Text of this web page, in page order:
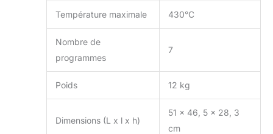
Température maximale 430°C
Nombre de
programmes
7
Poids 12 kg
Dimensions (L x l x h)
51 x 46, 5 x 28, 3
cm